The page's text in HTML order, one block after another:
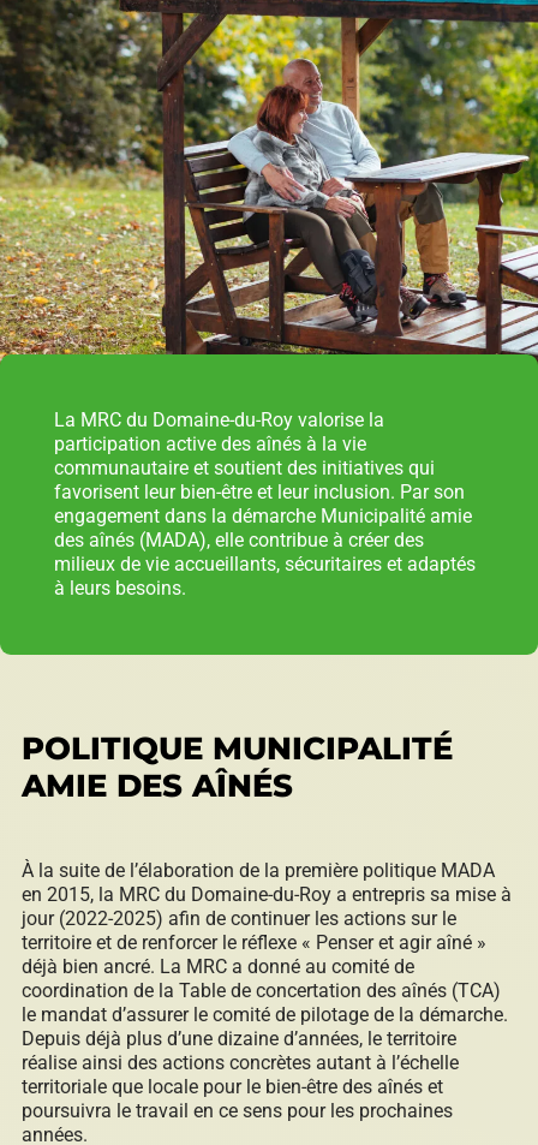
d’action et autres documents
Répertoire des entreprises
Sable et gravier
Vente pour non-paiement de taxes
La MRC du Domaine-du-Roy valorise la
participation active des aînés à la vie
communautaire et soutient des initiatives qui
favorisent leur bien-être et leur inclusion. Par son
engagement dans la démarche Municipalité amie
des aînés (MADA), elle contribue à créer des
milieux de vie accueillants, sécuritaires et adaptés
à leurs besoins.
POLITIQUE MUNICIPALITÉ
AMIE DES AÎNÉS
À la suite de l’élaboration de la première politique MADA
en 2015, la MRC du Domaine-du-Roy a entrepris sa mise à
jour (2022-2025) afin de continuer les actions sur le
territoire et de renforcer le réflexe « Penser et agir aîné »
déjà bien ancré. La MRC a donné au comité de
coordination de la Table de concertation des aînés (TCA)
le mandat d’assurer le comité de pilotage de la démarche.
Depuis déjà plus d’une dizaine d’années, le territoire
réalise ainsi des actions concrètes autant à l’échelle
territoriale que locale pour le bien-être des aînés et
poursuivra le travail en ce sens pour les prochaines
années.